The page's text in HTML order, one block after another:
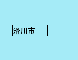
滑川市